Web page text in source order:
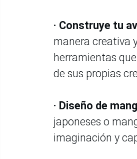
· Construye tu
manera creativa
herramientas
de sus propias
· Diseño de
japoneses o
imaginación y